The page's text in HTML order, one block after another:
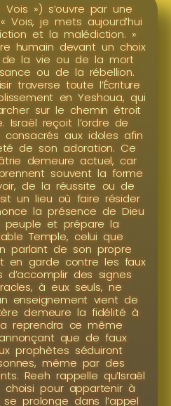
») s’ouvre par une
Vois, je mets aujourd’hui
et la malédiction. »
humain devant un choix
de la vie ou de la mort
ou de la rébellion.
traverse toute l’Écriture
en Yeshoua, qui
sur le chemin étroit
Israël reçoit l’ordre de
aux idoles afin
de son adoration. Ce
demeure actuel, car
souvent la forme
de la réussite ou de
un lieu où faire résider
la présence de Dieu
peuple et prépare la
Temple, celui que
parlant de son propre
en garde contre les faux
des signes
à eux seuls, ne
enseignement vient de
demeure la fidélité à
reprendra ce même
que de faux
prophètes séduiront
même par des
Reeh rappelle qu’Israël
pour appartenir à
prolonge dans l’appel